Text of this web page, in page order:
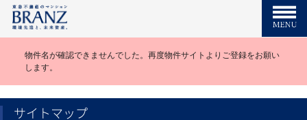
物件名が確認できませんでした。再度物件サイトよりご登録をお願い
します。
サイトマップ